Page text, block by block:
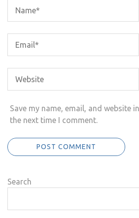
Save my name, email, and website
the next time I comment.
Search